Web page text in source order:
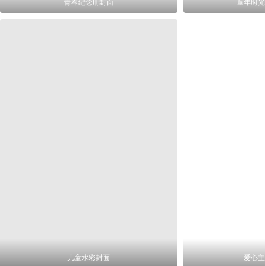
青春纪念册封面 童年时
儿童水彩封面 爱心